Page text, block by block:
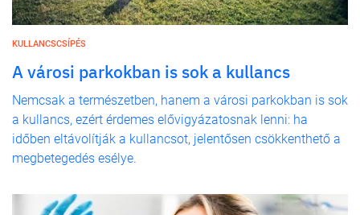
KULLANCSCSÍPÉS
A városi parkokban is sok a kullancs
Nemcsak a természetben, hanem a városi parkokban is sok
a kullancs, ezért érdemes elővigyázatosnak lenni: ha
időben eltávolítják a kullancsot, jelentősen csökkenthető a
megbetegedés esélye.